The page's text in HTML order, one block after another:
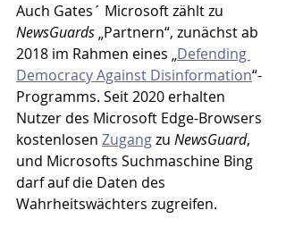
Auch Gates´ Microsoft zählt zu
NewsGuards „Partnern“, zunächst ab
2018 im Rahmen eines „Defending
Democracy Against Disinformation“-
Programms. Seit 2020 erhalten
Nutzer des Microsoft Edge-Browsers
kostenlosen Zugang zu NewsGuard,
und Microsofts Suchmaschine Bing
darf auf die Daten des
Wahrheitswächters zugreifen.